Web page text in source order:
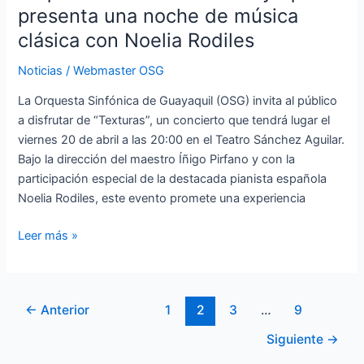
presenta una noche de música
clásica con Noelia Rodiles
Noticias /Webmaster OSG
La Orquesta Sinfónica de Guayaquil (OSG) invita al público
a disfrutar de “Texturas”, un concierto que tendrá lugar el
viernes 20 de abril a las 20:00 en el Teatro Sánchez Aguilar.
Bajo la dirección del maestro Íñigo Pirfano y con la
participación especial de la destacada pianista española
Noelia Rodiles, este evento promete una experiencia
Leer más »
← Anterior 1 2 3 …
9
Siguiente →